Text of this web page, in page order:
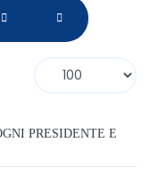
Visualizza n.
PRESIDENTE E